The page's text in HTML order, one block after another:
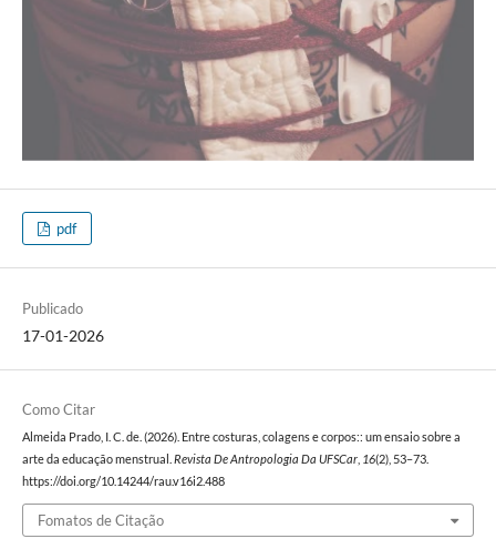
pdf
Publicado
17-01-2026
Como Citar
Almeida Prado, I. C. de. (2026). Entre costuras, colagens e corpos:: um ensaio sobre a
arte da educação menstrual. Revista De Antropologia Da UFSCar, 16(2), 53–73.
https://doi.org/10.14244/rau.v16i2.488
Fomatos de Citação